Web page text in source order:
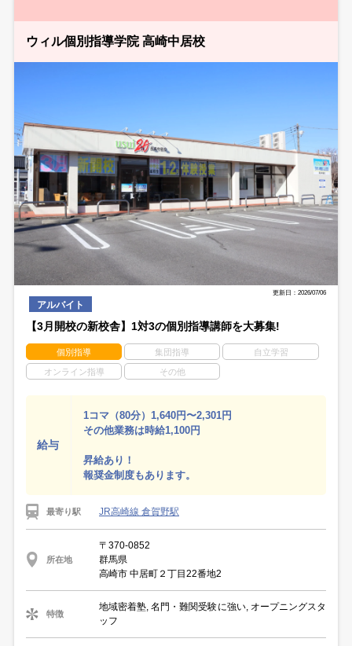
ウィル個別指導学院 高崎中居校
更新日：2026/07/06
アルバイト
【3月開校の新校舎】1対3の個別指導講師を大募集!
個別指導 集団指導 自立学習
オンライン指導 その他
給与
1コマ（80分）1,640円〜2,301円
その他業務は時給1,100円
昇給あり！
報奨金制度もあります。
最寄り駅 JR高崎線 倉賀野駅
所在地
〒370-0852
群馬県
高崎市 中居町２丁目22番地2
特徴
地域密着塾, 名門・難関受験に強い, オープニングスタ
ッフ